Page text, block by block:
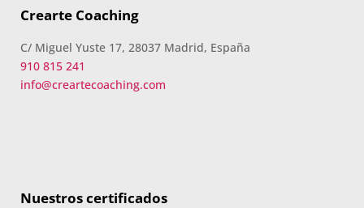
Crearte Coaching
C/ Miguel Yuste 17, 28037 Madrid, España
910 815 241
info@creartecoaching.com
Nuestros certificados